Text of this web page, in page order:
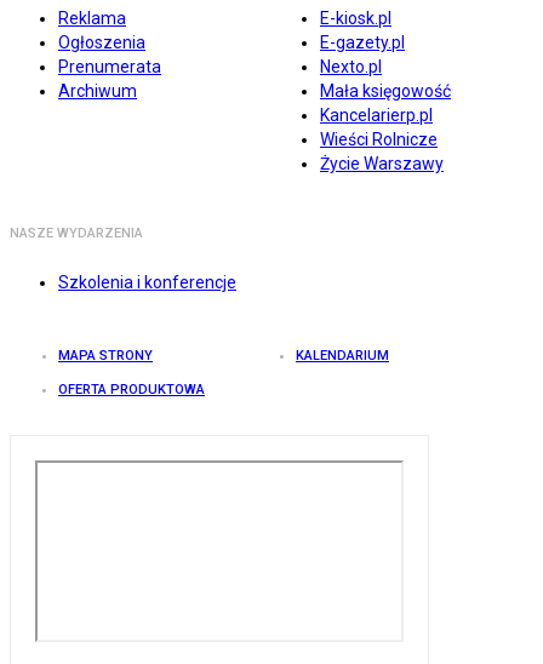
Reklama
Ogłoszenia
Prenumerata
Archiwum
E-kiosk.pl
E-gazety.pl
Nexto.pl
Mała księgowość
Kancelarierp.pl
Wieści Rolnicze
Życie Warszawy
NASZE WYDARZENIA
Szkolenia i konferencje
MAPA STRONY KALENDARIUM
OFERTA PRODUKTOWA